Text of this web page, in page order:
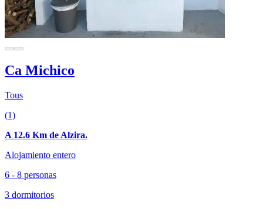
Ca Michico
Tous
(1)
A 12.6 Km de Alzira.
Alojamiento entero
6 - 8 personas
3 dormitorios